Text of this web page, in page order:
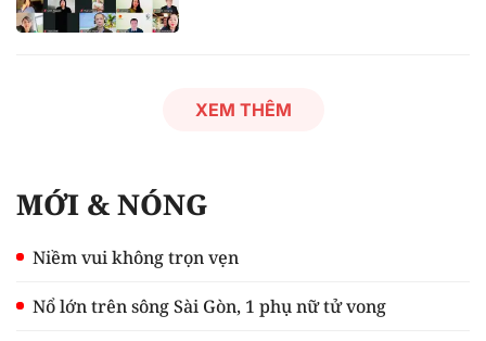
XEM THÊM
MỚI & NÓNG
Niềm vui không trọn vẹn
Nổ lớn trên sông Sài Gòn, 1 phụ nữ tử vong